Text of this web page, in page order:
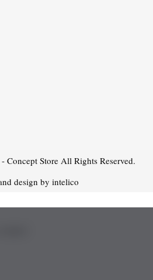
Concept Store All Rights Reserved.
design by intelico